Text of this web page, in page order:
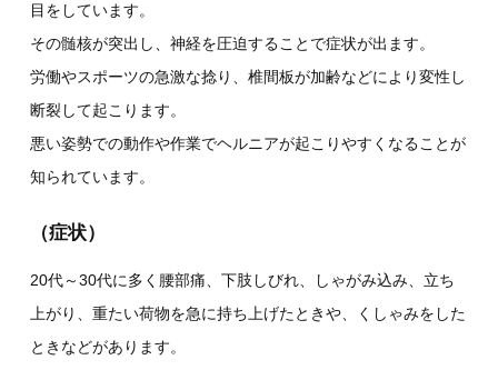
目をしています。
その髄核が突出し、神経を圧迫することで症状が出ます。
労働やスポーツの急激な捻り、椎間板が加齢などにより変性し
断裂して起こります。
悪い姿勢での動作や作業でヘルニアが起こりやすくなることが
知られています。
（症状）
20代～30代に多く腰部痛、下肢しびれ、しゃがみ込み、立ち
上がり、重たい荷物を急に持ち上げたときや、くしゃみをした
ときなどがあります。